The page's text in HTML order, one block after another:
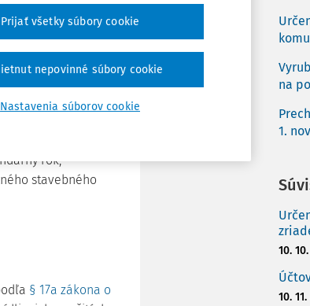
zaviesť:
rok,
stavebného
§ 17a zákona o
na
1.
10.
10.
Nastavenia súborov cookie
nepovinné súbory cookie
Prijať všetky súbory cookie